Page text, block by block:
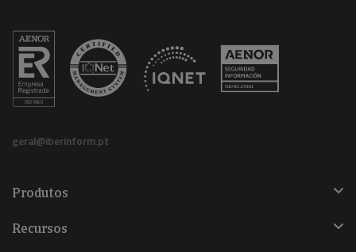
geral@iberinform.pt
Produtos
Recursos